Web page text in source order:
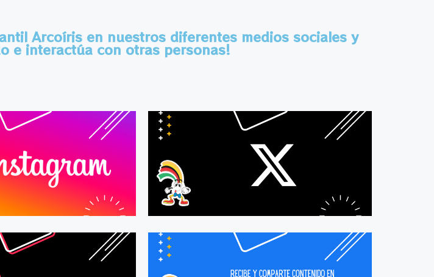
Arcoíris en nuestros diferentes medios sociales y
e interactúa con otras personas!